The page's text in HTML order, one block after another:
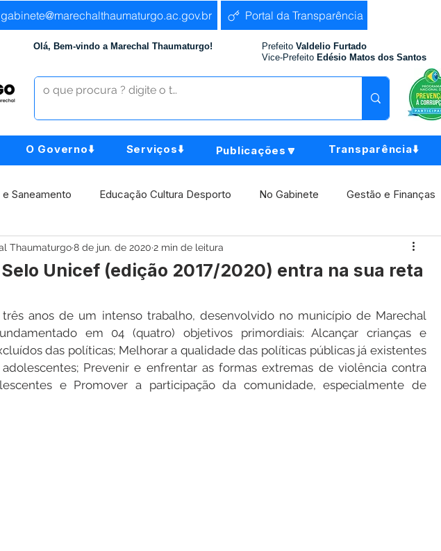
gabinete@marechalthaumaturgo.ac.gov.br Portal da Transparência
Olá, Bem-vindo a Marechal Thaumaturgo! Prefeito Valdelio Furtado
Vice-Prefeito Edésio Matos dos Santos
O Governo⬇️ Serviços⬇️ Publicações🔽 Transparência⬇️
e Saneamento Educação Cultura Desporto No Gabinete Gestão e Finanças
Assistência Social Comunidade Agricultura e Produção Meio Ambiente
Datas Comemorativas Dengue Vacinômetro Convênios e Parcerias
Unicef (edição 2017/2020) entra na sua reta
Thaumaturgo8 de jun. de 2020 2 min de leitura
anos de um intenso trabalho, desenvolvido no município de Marechal
em 04 (quatro) objetivos primordiais: Alcançar crianças e
das políticas; Melhorar a qualidade das políticas públicas já existentes
Prevenir e enfrentar as formas extremas de violência contra
e Promover a participação da comunidade, especialmente de